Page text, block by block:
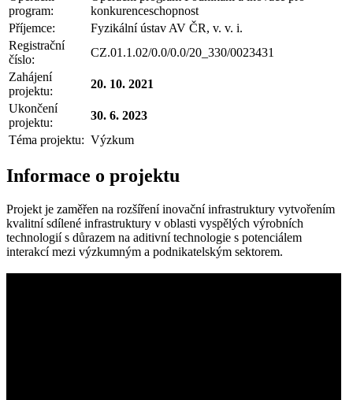
program:
konkurenceschopnost
Příjemce:
Fyzikální ústav AV ČR, v. v. i.
Registrační
číslo:
CZ.01.1.02/0.0/0.0/20_330/0023431
Zahájení
projektu:
20. 10. 2021
Ukončení
projektu:
30. 6. 2023
Téma projektu: Výzkum
Informace o projektu
Projekt je zaměřen na rozšíření inovační infrastruktury vytvořením
kvalitní sdílené infrastruktury v oblasti vyspělých výrobních
technologií s důrazem na aditivní technologie s potenciálem
interakcí mezi výzkumným a podnikatelským sektorem.